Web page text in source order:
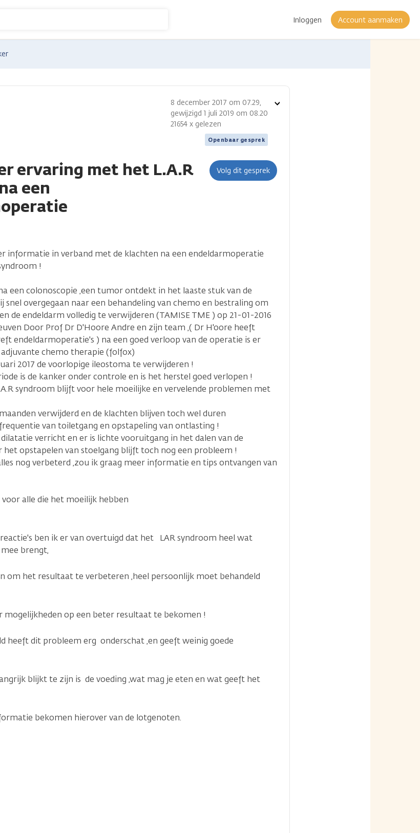
Inloggen Account aanmaken
ervaring met het L.A.R
een
Volg dit gesprek
Openbaar gesprek
8 december 2017 om 07.29,
gewijzigd 1 juli 2019 om 08.20
21654 x gelezen
informatie in verband met de klachten na een endeldarmoperatie
!
een colonoscopie ,een tumor ontdekt in het laaste stuk van de
snel overgegaan naar een behandeling van chemo en bestraling om
de endeldarm volledig te verwijderen (TAMISE TME ) op 21-01-2016
Door Prof Dr D'Hoore Andre en zijn team ,( Dr H'oore heeft
endeldarmoperatie's ) na een goed verloop van de operatie is er
chemo therapie (folfox)
2017 de voorlopige ileostoma te verwijderen !
is de kanker onder controle en is het herstel goed verlopen !
syndroom blijft voor hele moeilijke en vervelende problemen met
verwijderd en de klachten blijven toch wel duren
van toiletgang en opstapeling van ontlasting !
verricht en er is lichte vooruitgang in het dalen van de
opstapelen van stoelgang blijft toch nog een probleem !
nog verbeterd ,zou ik graag meer informatie en tips ontvangen van
alle die het moeilijk hebben
ben ik er van overtuigd dat het LAR syndroom heel wat
brengt,
om het resultaat te verbeteren ,heel persoonlijk moet behandeld
mogelijkheden op een beter resultaat te bekomen !
heeft dit probleem erg onderschat ,en geeft weinig goede
blijkt te zijn is de voeding ,wat mag je eten en wat geeft het
bekomen hierover van de lotgenoten.
Toon